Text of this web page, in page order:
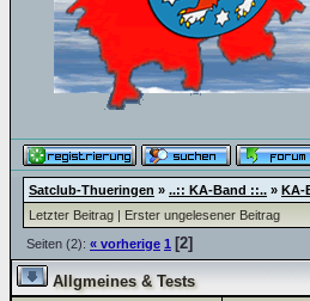
Satclub-Thueringen » ..:: KA-Band ::.. » KA-
Letzter Beitrag | Erster ungelesener Beitrag
Seiten (2): « vorherige 1 [2]
Allgmeines & Tests